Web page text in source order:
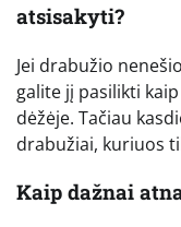
atsisakyti?
Jei drabužio
galite jį pasilikti
dėžėje. Tačiau
drabužiai, kuriuos
Kaip dažnai